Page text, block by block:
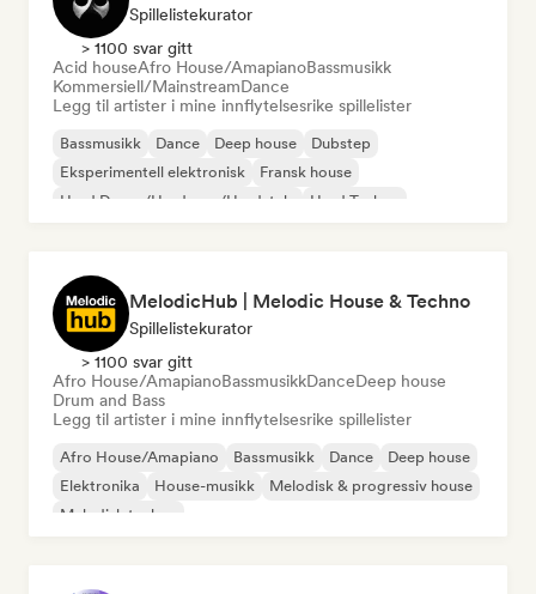
Spillelistekurator
> 1100 svar gitt
Acid houseAfro House/AmapianoBassmusikk
Kommersiell/MainstreamDance
Legg til artister i mine innflytelsesrike spillelister
Bassmusikk Dance Deep house
Dubstep
Eksperimentell elektronisk
Fransk house
Hard Dance/Hardcore/Hardstyle
Hard Techno
MelodicHub | Melodic House & Techno
Spillelistekurator
> 1100 svar gitt
Afro House/AmapianoBassmusikkDanceDeep house
Drum and Bass
Legg til artister i mine innflytelsesrike spillelister
Afro House/Amapiano Bassmusikk Dance
Deep house
Elektronika
House-musikk
Melodisk & progressiv house
Melodisk techno